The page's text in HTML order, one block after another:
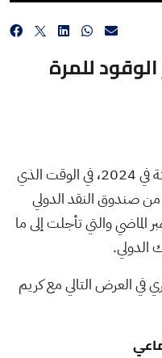
للمرة
للمرة الثالثة في 2024، في الوقت الذي
من صندوق النقد الدولي
الماضي والتي تأجلت إلى ما
الدولي.
في العرض التالي مع كريم